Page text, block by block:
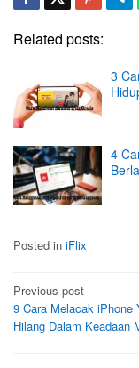
Related posts:
3
4
Posted in iFlix
Post
navigation
Previous post
9 Cara Melacak iPhone
Hilang Dalam Keadaan